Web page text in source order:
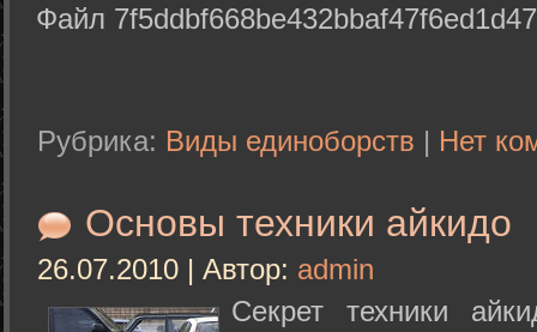
Файл
Рубрика: Виды единоборств | Нет
Основы техники айкидо
26.07.2010 | Автор: admin
Секрет техники